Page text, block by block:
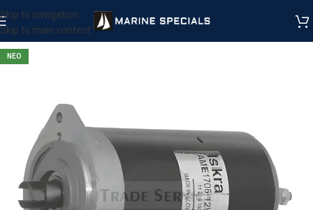
Skip to navigation
Skip to main content
ΝΕΟ